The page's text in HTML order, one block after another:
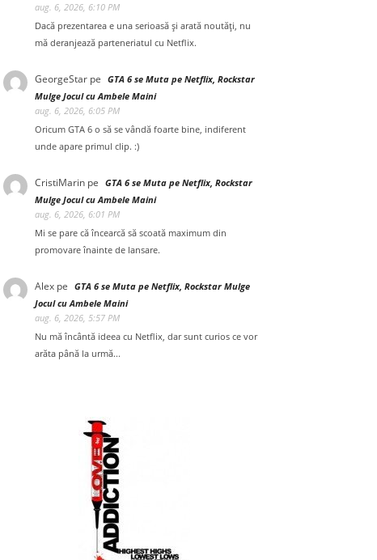
aug. 6, 2026, 6:10 PM
Dacă prezentarea e una serioasă și arată noutăți, nu
mă deranjează parteneriatul cu Netflix.
GeorgeStar pe GTA 6 se Muta pe Netflix, Rockstar
Mulge Jocul cu Ambele Maini
aug. 6, 2026, 6:05 PM
Oricum GTA 6 o să se vândă foarte bine, indiferent
unde apare primul clip. :)
CristiMarin pe GTA 6 se Muta pe Netflix, Rockstar
Mulge Jocul cu Ambele Maini
aug. 6, 2026, 6:01 PM
Mi se pare că încearcă să scoată maximum din
promovare înainte de lansare.
Alex pe GTA 6 se Muta pe Netflix, Rockstar Mulge
Jocul cu Ambele Maini
aug. 6, 2026, 5:57 PM
Nu mă încântă ideea cu Netflix, dar sunt curios ce vor
arăta până la urmă...